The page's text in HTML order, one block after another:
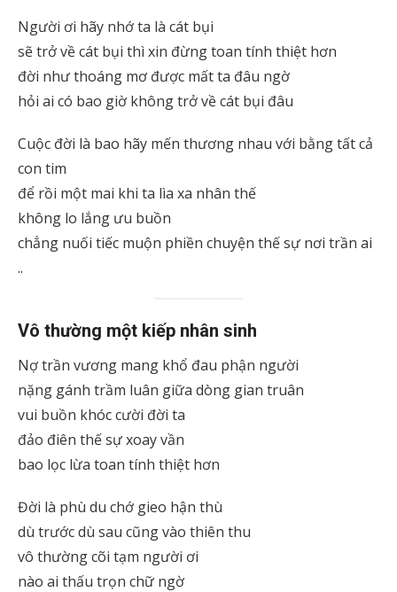
Người ơi hãy nhớ ta là cát bụi
sẽ trở về cát bụi thì xin đừng toan tính thiệt hơn
đời như thoáng mơ được mất ta đâu ngờ
hỏi ai có bao giờ không trở về cát bụi đâu
Cuộc đời là bao hãy mến thương nhau với bằng tất cả
con tim
để rồi một mai khi ta lìa xa nhân thế
không lo lắng ưu buồn
chẳng nuối tiếc muộn phiền chuyện thế sự nơi trần ai
..
Vô thường một kiếp nhân sinh
Nợ trần vương mang khổ đau phận người
nặng gánh trầm luân giữa dòng gian truân
vui buồn khóc cười đời ta
đảo điên thế sự xoay vần
bao lọc lừa toan tính thiệt hơn
Đời là phù du chớ gieo hận thù
dù trước dù sau cũng vào thiên thu
vô thường cõi tạm người ơi
nào ai thấu trọn chữ ngờ